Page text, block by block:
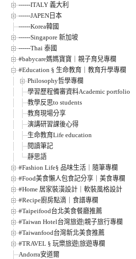
------ITALY 義大利
------JAPEN日本
------Korea韓國
------Singapore 新加坡
------Thai 泰國
#babycare媽媽寶寶｜親子育兒專欄
#Education § 生命教育｜教育升學專欄
Philosophy哲學專欄
學習歷程備審資料Academic portfolio
教學反思to students
教育現場分享
演講研習課後心得
生命教育Life education
閱讀筆記
靜思語
#Fashion Life§ 品味生活｜隨筆專欄
#Food美食懶人包食記分享｜美食專欄
#Home 居家裝潢設計｜軟裝風格設計
#Recipe廚房點滴｜食譜專欄
#Taipeifood台北美食餐廳推薦
#Taiwan Hotel台灣旅遊|親子旅行專欄
#Taiwanfood台灣新北美食推薦
#TRAVEL § 玩樂旅遊|旅遊專欄
Andorra安道爾